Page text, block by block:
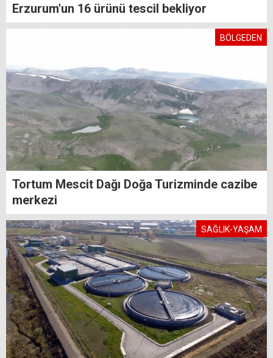
Erzurum'un 16 ürünü tescil bekliyor
BÖLGEDEN
Tortum Mescit Dağı Doğa Turizminde cazibe
merkezi
SAĞLIK-YAŞAM